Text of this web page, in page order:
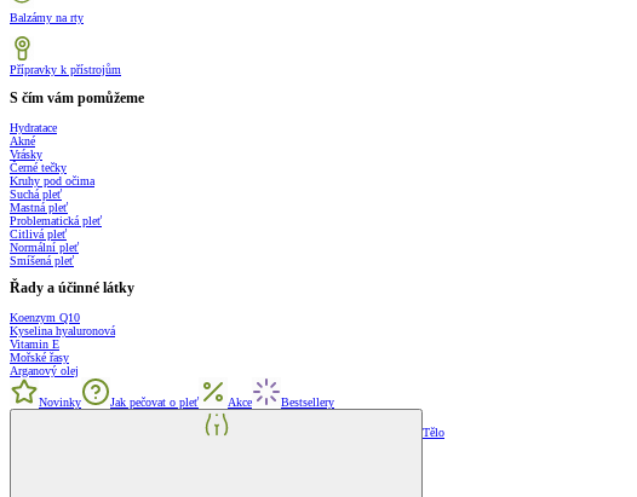
Balzámy na rty
Přípravky k přístrojům
S čím vám pomůžeme
Hydratace
Akné
Vrásky
Černé tečky
Kruhy pod očima
Suchá pleť
Mastná pleť
Problematická pleť
Citlivá pleť
Normální pleť
Smíšená pleť
Řady a účinné látky
Koenzym Q10
Kyselina hyaluronová
Vitamin E
Mořské řasy
Arganový olej
Novinky Jak pečovat o pleť Akce Bestsellery
Tělo